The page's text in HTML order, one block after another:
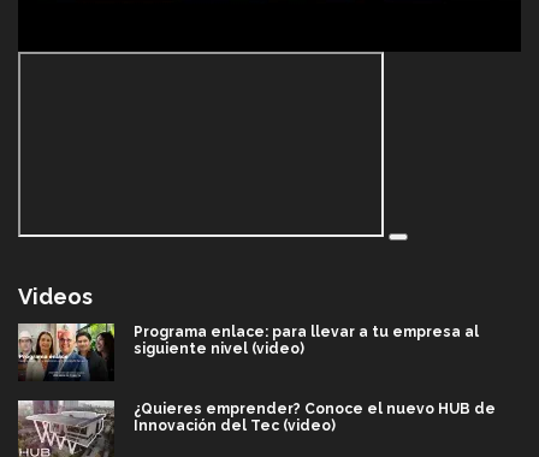
Videos
Programa enlace: para llevar a tu empresa al
siguiente nivel (video)
¿Quieres emprender? Conoce el nuevo HUB de
Innovación del Tec (video)